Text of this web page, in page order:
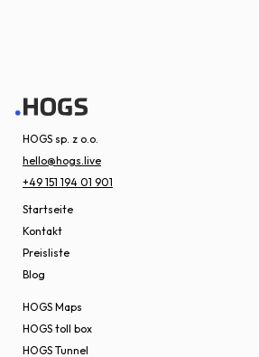
HOGS sp. z o.o.
hello@hogs.live
+49 151 194 01 901
Startseite
Kontakt
Preisliste
Blog
HOGS Maps
HOGS toll box
HOGS Tunnel